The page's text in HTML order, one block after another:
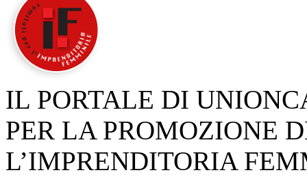
IL PORTALE DI
PER LA PROMOZIONE
L’IMPRENDITORIA